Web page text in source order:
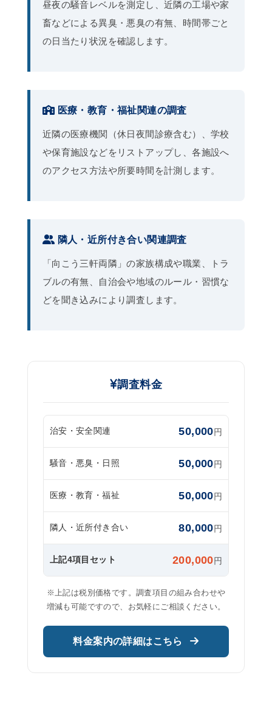
昼夜の騒音レベルを測定し、近隣の工場や家
畜などによる異臭・悪臭の有無、時間帯ごと
の日当たり状況を確認します。
医療・教育・福祉関連の調査
近隣の医療機関（休日夜間診療含む）、学校
や保育施設などをリストアップし、各施設へ
のアクセス方法や所要時間を計測します。
隣人・近所付き合い関連調査
「向こう三軒両隣」の家族構成や職業、トラ
ブルの有無、自治会や地域のルール・習慣な
どを聞き込みにより調査します。
調査料金
治安・安全関連 50,000円
騒音・悪臭・日照 50,000円
医療・教育・福祉 50,000円
隣人・近所付き合い 80,000円
上記4項目セット 200,000円
※上記は税別価格です。調査項目の組み合わせや
増減も可能ですので、お気軽にご相談ください。
料金案内の詳細はこちら